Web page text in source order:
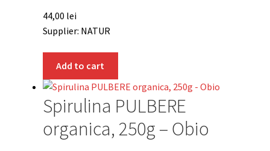
44,00 lei
Supplier: NATUR
Add to cart
Spirulina PULBERE
organica, 250g – Obio